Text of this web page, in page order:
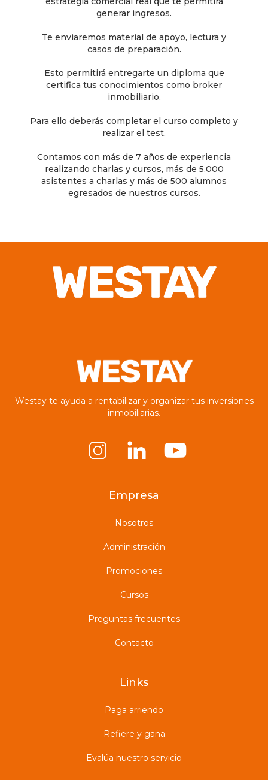
generar ingresos.
Te enviaremos material de apoyo, lectura y
casos de preparación.
Esto permitirá entregarte un diploma que
certifica tus conocimientos como broker
inmobiliario.
Para ello deberás completar el curso completo y
realizar el test.
Contamos con más de 7 años de experiencia
realizando charlas y cursos, más de 5.000
asistentes a charlas y más de 500 alumnos
egresados de nuestros cursos.
Westay te ayuda a rentabilizar y organizar tus inversiones
inmobiliarias.
Empresa
Nosotros
Administración
Promociones
Cursos
Preguntas frecuentes
Contacto
Links
Paga arriendo
Refiere y gana
Evalúa nuestro servicio